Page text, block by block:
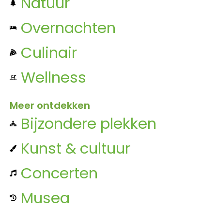
Overnachten
Culinair
Wellness
Meer ontdekken
Bijzondere plekken
Kunst & cultuur
Concerten
Musea